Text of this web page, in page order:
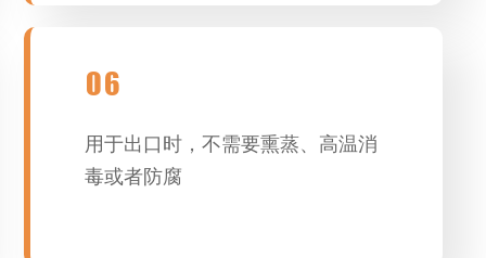
06
用于出口时，不需要熏蒸、高温消
毒或者防腐